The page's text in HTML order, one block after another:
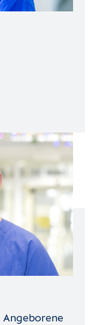
Angeborene